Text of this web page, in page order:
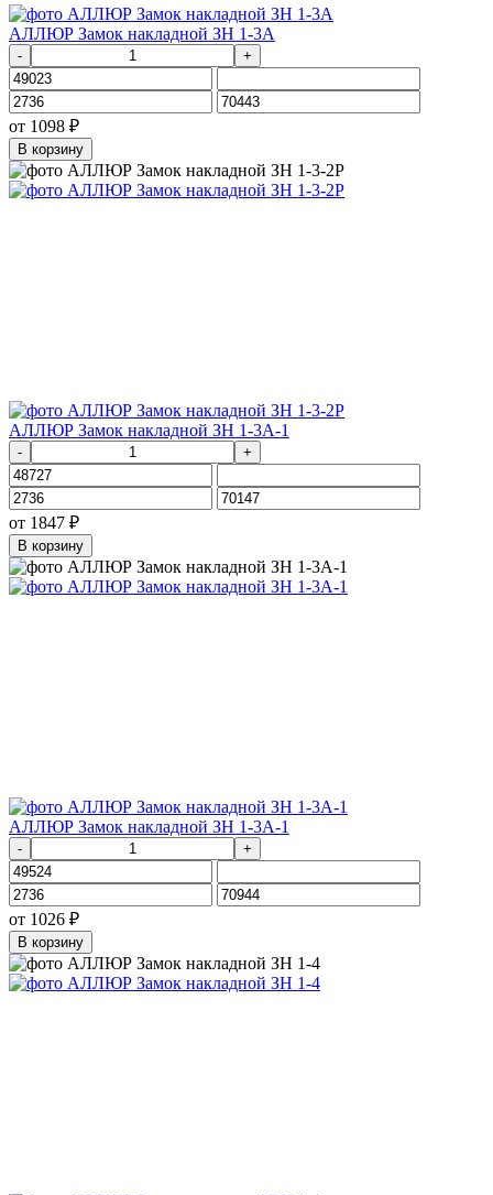
АЛЛЮР Замок накладной ЗН 1-3А
- +
от 1098 ₽
В корзину
АЛЛЮР Замок накладной ЗН 1-3А-1
- +
от 1847 ₽
В корзину
АЛЛЮР Замок накладной ЗН 1-3А-1
- +
от 1026 ₽
В корзину